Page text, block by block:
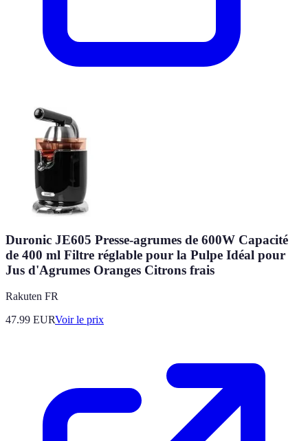
Duronic JE605 Presse-agrumes de 600W Capacité
de 400 ml Filtre réglable pour la Pulpe Idéal pour
Jus d'Agrumes Oranges Citrons frais
Rakuten FR
47.99 EURVoir le prix